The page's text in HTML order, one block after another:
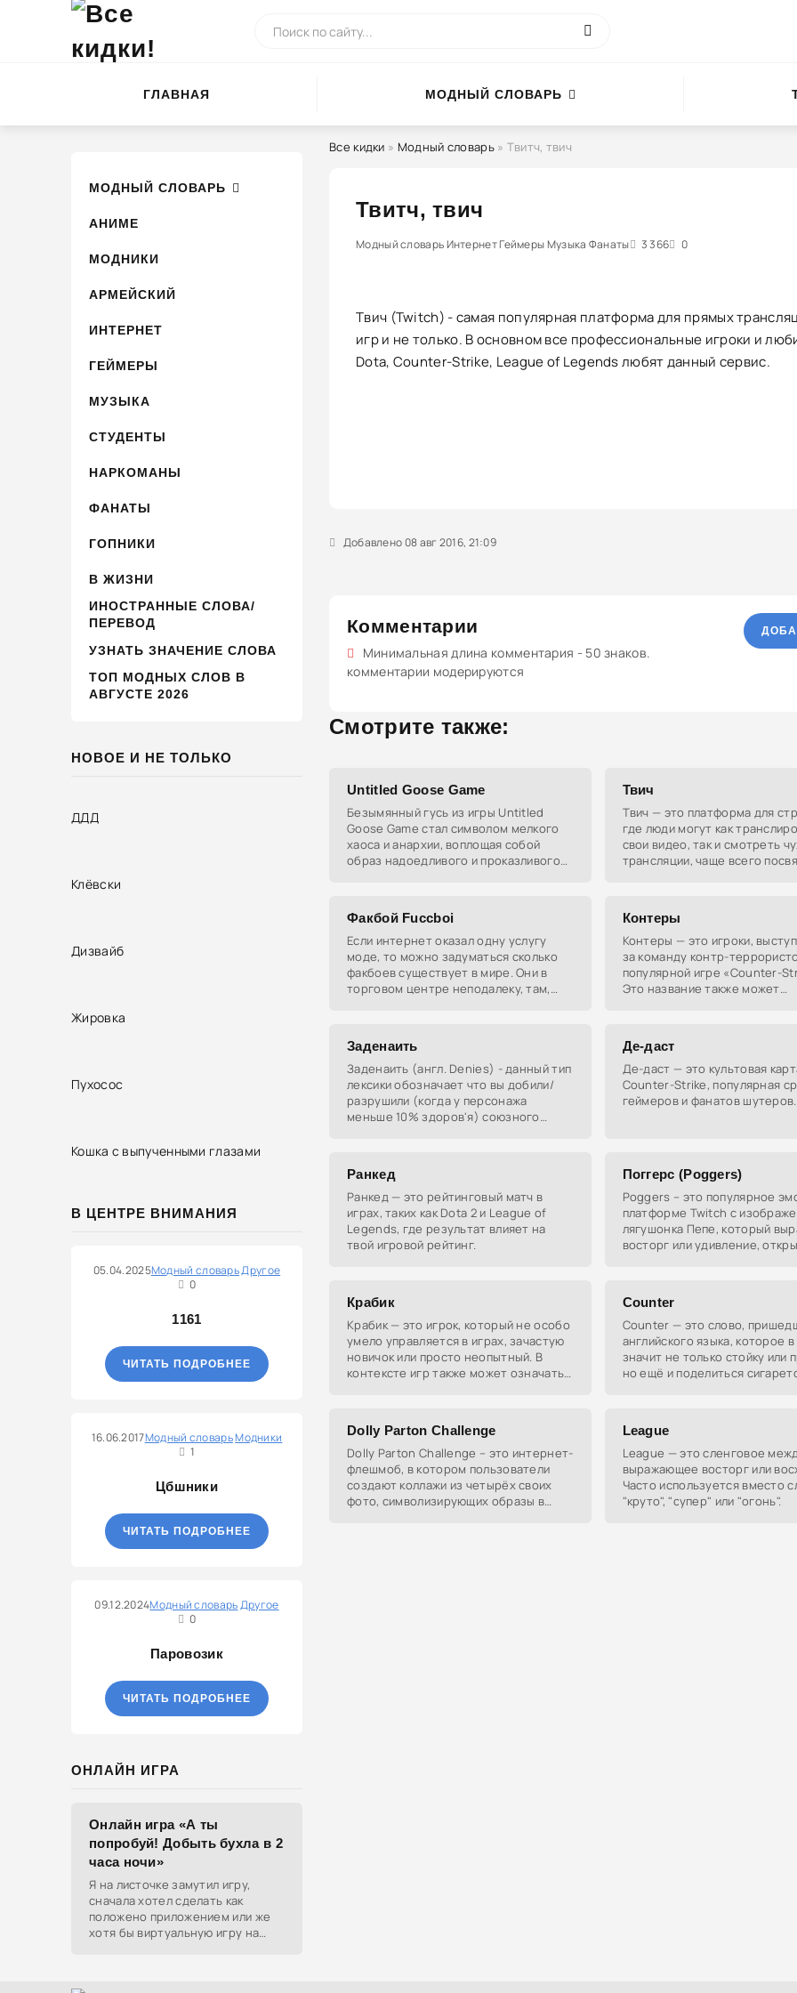
ГЛАВНАЯ МОДНЫЙ СЛОВАРЬ
МОДНЫЙ СЛОВАРЬ
АНИМЕ
МОДНИКИ
АРМЕЙСКИЙ
ИНТЕРНЕТ
ГЕЙМЕРЫ
МУЗЫКА
СТУДЕНТЫ
НАРКОМАНЫ
ФАНАТЫ
ГОПНИКИ
В ЖИЗНИ
ИНОСТРАННЫЕ СЛОВА/
ПЕРЕВОД
УЗНАТЬ ЗНАЧЕНИЕ СЛОВА
ТОП МОДНЫХ СЛОВ В
АВГУСТЕ 2026
НОВОЕ И НЕ ТОЛЬКО
ДДД
Клёвски
Дизвайб
Жировка
Пухосос
Кошка с выпученными глазами
В ЦЕНТРЕ ВНИМАНИЯ
05.04.2025Модный словарьДругое
0
1161
ЧИТАТЬ ПОДРОБНЕЕ
16.06.2017Модный словарьМодники
1
Цбшники
ЧИТАТЬ ПОДРОБНЕЕ
09.12.2024Модный словарьДругое
0
Паровозик
ЧИТАТЬ ПОДРОБНЕЕ
ОНЛАЙН ИГРА
Онлайн игра «А ты
попробуй! Добыть бухла в 2
часа ночи»
Я на листочке замутил игру,
сначала хотел сделать как
положено приложением или же
хотя бы виртуальную игру на
Все кидки » Модный словарь» Твитч, твич
Твитч, твич
Модный словарь Интернет Геймеры Музыка Фанаты 3 366 0
0 1 2 3 4 5
Твич (Twitch) - самая популярная платформа для прямых
игр и не только. В основном все профессиональные игроки и
Dota, Counter-Strike, League of Legends любят данный сервис.
Добавлено 08 авг 2016, 21:09
Комментарии
Минимальная длина комментария - 50 знаков.
комментарии модерируются
Смотрите также:
Untitled Goose Game
Безымянный гусь из игры Untitled
Goose Game стал символом мелкого
хаоса и анархии, воплощая собой
образ надоедливого и проказливого
Твич
Твич — это платформа для
где люди могут как
свои видео, так и смотреть
трансляции, чаще всего
Факбой Fuccboi
Если интернет оказал одну услугу
моде, то можно задуматься сколько
факбоев существует в мире. Они в
торговом центре неподалеку, там,
Контеры
Контеры — это игроки,
за команду контр-
популярной игре «Counter-
Это название также может
Заденаить
Заденаить (англ. Denies) - данный тип
лексики обозначает что вы добили/
разрушили (когда у персонажа
меньше 10% здоров'я) союзного
Де-даст
Де-даст — это культовая
Counter-Strike, популярная
геймеров и фанатов шутеров.
Ранкед
Ранкед — это рейтинговый матч в
играх, таких как Dota 2 и League of
Legends, где результат влияет на
твой игровой рейтинг.
Поггерс (Poggers)
Poggers – это популярное
платформе Twitch с
лягушонка Пепе, который
восторг или удивление,
Крабик
Крабик — это игрок, который не особо
умело управляется в играх, зачастую
новичок или просто неопытный. В
контексте игр также может означать
Counter
Counter — это слово,
английского языка, которое
значит не только стойку или
но ещё и поделиться
Dolly Parton Challenge
Dolly Parton Challenge – это интернет-
флешмоб, в котором пользователи
создают коллажи из четырёх своих
фото, символизирующих образы в
League
League — это сленговое
выражающее восторг или
Часто используется вместо
"круто", "супер" или "огонь".